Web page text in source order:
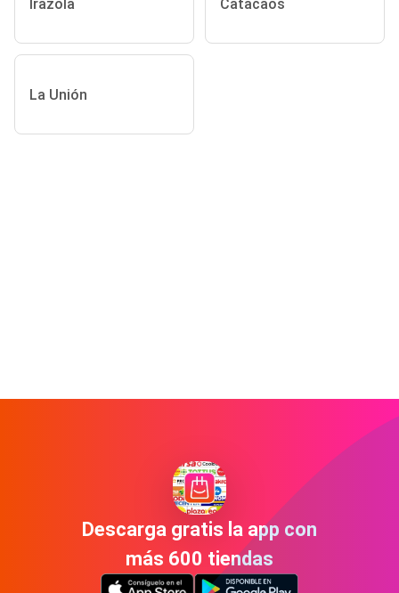
Irazola Catacaos
La Unión
Descarga gratis la app con
más 600 tiendas